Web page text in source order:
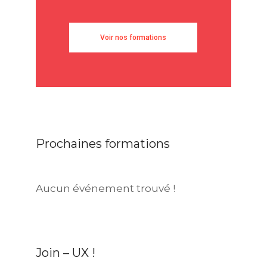
Voir nos formations
Prochaines formations
Aucun événement trouvé !
Join – UX !